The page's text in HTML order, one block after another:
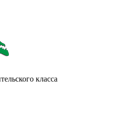
класса